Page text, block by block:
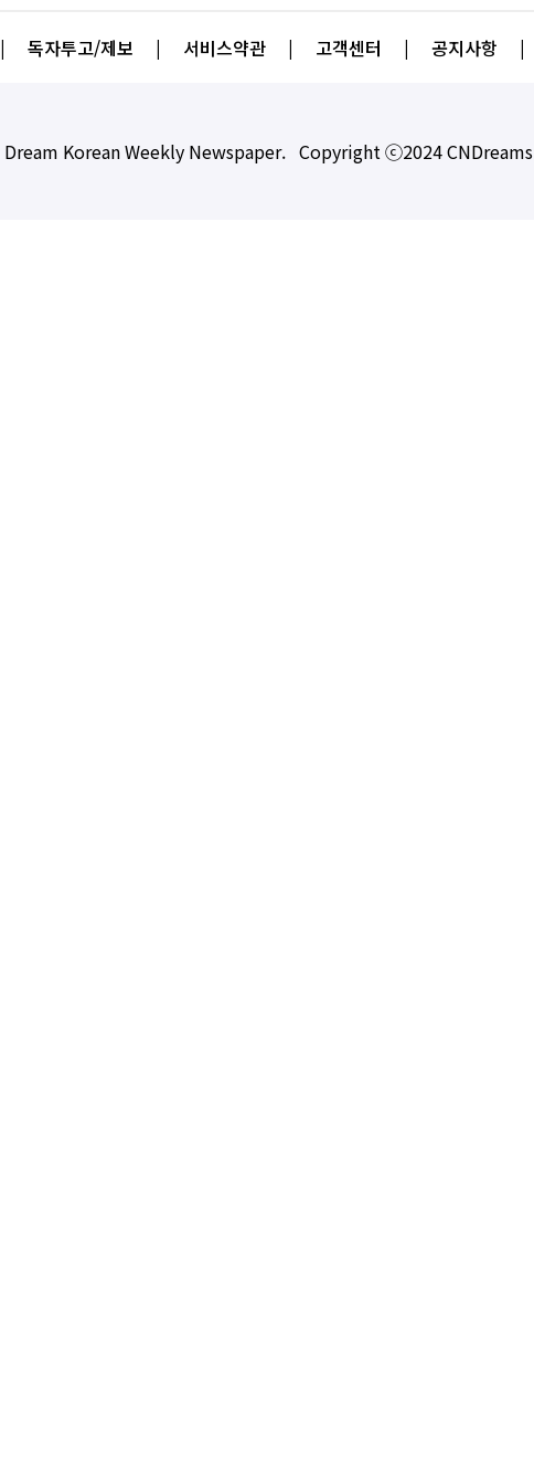
| 독자투고/제보 | 서비스약관 | 고객센터 | 공지사항 |
Dream Korean Weekly Newspaper. Copyright ⓒ2024 CNDreams